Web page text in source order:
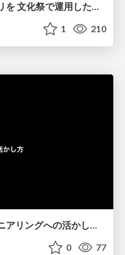
Vibe-Coding で作ったアプリを 文化祭で運用した話 / The story of running an app I built with Vibe-Coding at a school festival
1 210
0 77